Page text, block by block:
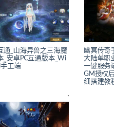
通_山海异兽之三海魔
_安卓PC互通版本_Wi
工端
幽冥传奇
大陆单职
一键服务
GM授权
细搭建教